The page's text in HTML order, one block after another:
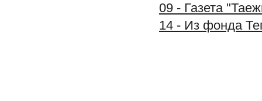
09 - Газета
14 - Из фонда